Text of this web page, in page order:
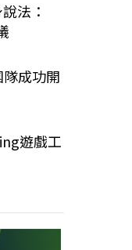
法：
成功開
遊戲工